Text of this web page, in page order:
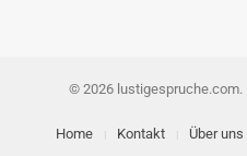
© 2026 lustigespruche.com.
Home Kontakt Über uns